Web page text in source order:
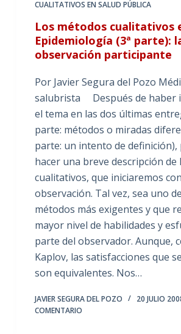
CUALITATIVOS EN SALUD PÚBLICA
Los métodos cualitativos
Epidemiología (3ª parte):
observación participante
Por Javier Segura del Pozo
salubrista Después de haber
el tema en las dos últimas
parte: métodos o miradas
parte: un intento de definición),
hacer una breve descripción de
cualitativos, que iniciaremos
observación. Tal vez, sea uno
métodos más exigentes y que
mayor nivel de habilidades y
parte del observador. Aunque,
Kaplov, las satisfacciones que
son equivalentes. Nos…
JAVIER SEGURA DEL POZO 20 JULIO
COMENTARIO